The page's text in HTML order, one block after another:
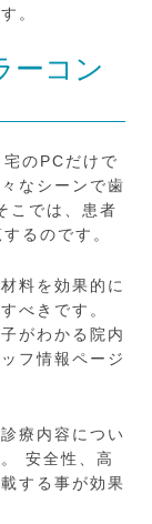
。
ーコン
のPCだけで
なシーンで歯
こでは、患者
るのです。
料を効果的に
べきです。
がわかる院内
フ情報ページ
療内容につい
安全性、高
する事が効果